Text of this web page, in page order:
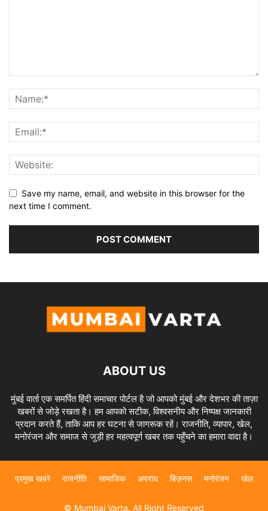
Save my name, email, and website in this browser for the
next time I comment.
ABOUT US
मुंबई वार्ता एक समर्पित हिंदी समाचार पोर्टल है जो आपको मुंबई और देशभर की ताज़ा
खबरों से जोड़े रखता है। हम आपको सटीक, विश्वसनीय और निष्पक्ष जानकारी
प्रदान करते हैं, ताकि आप हर घटना से जागरूक रहें। राजनीति, व्यापार, खेल,
मनोरंजन और समाज से जुड़ी हर महत्वपूर्ण खबर तक पहुँचने का हमारा वादा है।
प्रमुख खबरे राजनीति सामाजिक अपराध बिज़नस मनोरंजन खेल
© Mumbai Varta. All Right Reserved